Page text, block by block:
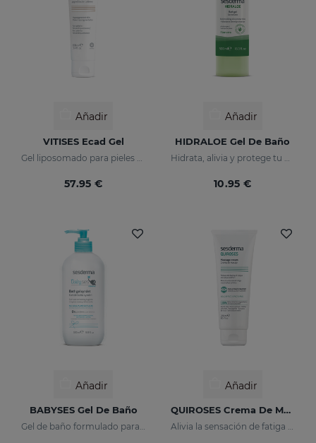
Añadir
VITISES Ecad Gel
57.95 €
Añadir
HIDRALOE Gel De Baño
10.95 €
Añadir
BABYSES Gel De Baño
Gel de baño formulado para limpiar con suavidad la piel del bebé diariamente, aportando una sensación de bienestar natural.
Añadir
QUIROSES Crema De Masaje
Alivia la sensación de fatiga tras el esfuerzo físico, proporcionando una agradable sensación de bienestar.